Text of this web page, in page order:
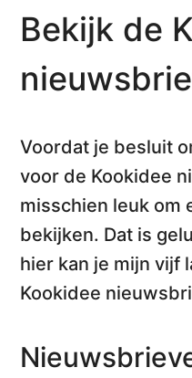
Bekijk de
Voordat je besluit
voor de Kookidee
misschien leuk om
bekijken. Dat is
hier kan je mijn vijf
Kookidee